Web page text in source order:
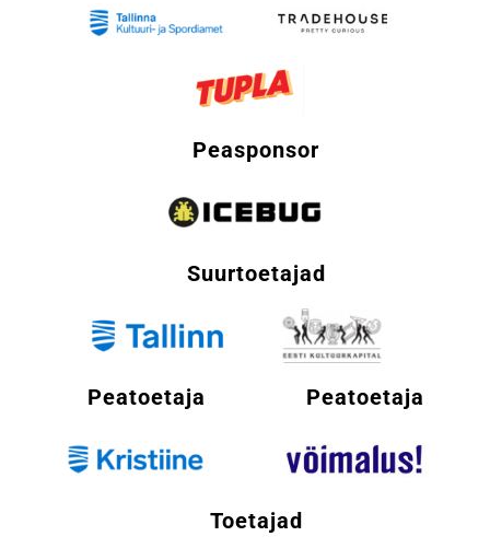
Peasponsor
Suurtoetajad
Peatoetaja Peatoetaja
Toetajad